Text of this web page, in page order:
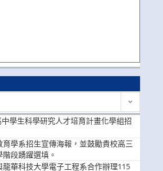
學生科學研究人才培育計畫化學組招
學系招生宣傳海報，並鼓勵貴校高三
段踴躍選填。
華科技大學電子工程系合作辦理115